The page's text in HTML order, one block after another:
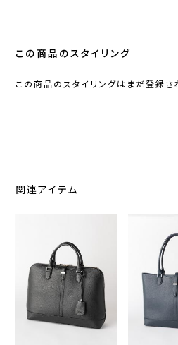
この商品のスタイリング
この商品のスタイリングはまだ登録さ
関連アイテム